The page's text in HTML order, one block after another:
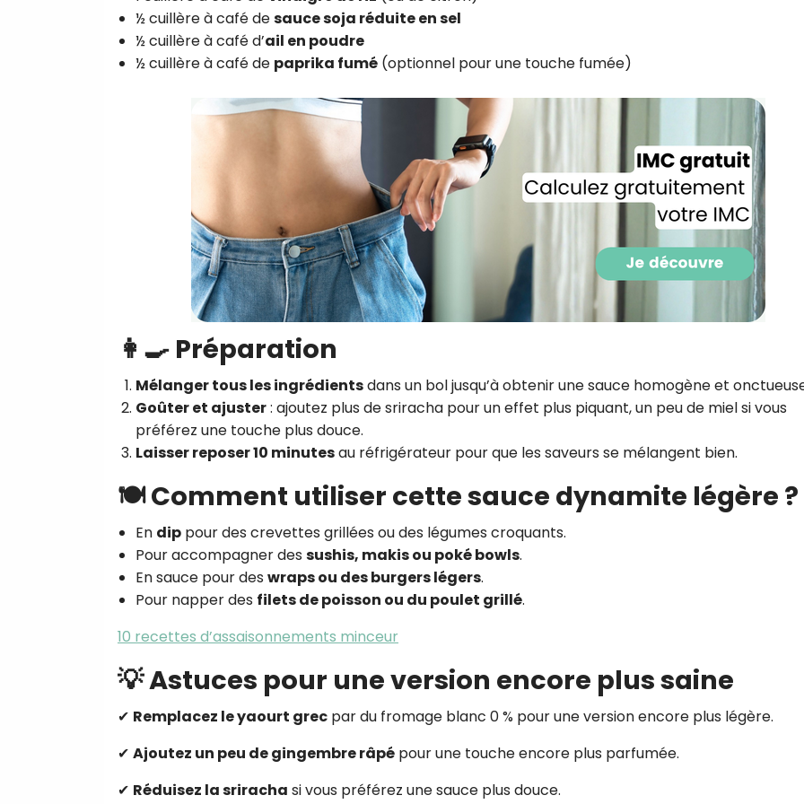
½ cuillère à café desauce soja réduite en sel
½ cuillère à café d’ail en poudre
½ cuillère à café de paprika fumé (optionnel pour une touche fumée)
👩‍🍳 Préparation
Mélanger tous les ingrédientsdans un bol jusqu’à obtenir une sauce homogène et
Goûter et ajuster: ajoutez plus de sriracha pour un effet plus piquant, un peu de miel si vous
préférez une touche plus douce.
Laisser reposer 10 minutesau réfrigérateur pour que les saveurs se mélangent bien.
🍽️ Comment utiliser cette sauce dynamite légère ?
En dip pour des crevettes grillées ou des légumes croquants.
Pour accompagner des sushis, makis ou poké bowls.
En sauce pour des wraps ou des burgers légers.
Pour napper des filets de poisson ou du poulet grillé.
10 recettes d’assaisonnements minceur
💡 Astuces pour une version encore plus saine
✔ Remplacez le yaourt grec par du fromage blanc 0 % pour une version encore plus légère.
✔ Ajoutez un peu de gingembre râpé pour une touche encore plus parfumée.
✔ Réduisez la sriracha si vous préférez une sauce plus douce.
Je consens à ce que la société
Prisma Players analyse le taux
des courriels pour mesurer et
performances des campagnes.
pourrons savoir si vous ouvrez les
l'heure à laquelle vous le faites ainsi
des informations sur le terminal que
utilisez. Pour en savoir plus sur ces
politique de confidentialité
Je reçois mon cadeau !
Votre adresse email sera utilisée par Digital Prisma
envoyer votre newsletter contenant des offres